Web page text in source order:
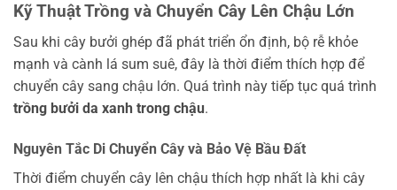
Kỹ Thuật Trồng và Chuyển Cây Lên Chậu Lớn
Sau khi cây bưởi ghép đã phát triển ổn định, bộ rễ khỏe
mạnh và cành lá sum suê, đây là thời điểm thích hợp để
chuyển cây sang chậu lớn. Quá trình này tiếp tục quá trình
trồng bưởi da xanh trong chậu.
Nguyên Tắc Di Chuyển Cây và Bảo Vệ Bầu Đất
Thời điểm chuyển cây lên chậu thích hợp nhất là khi cây